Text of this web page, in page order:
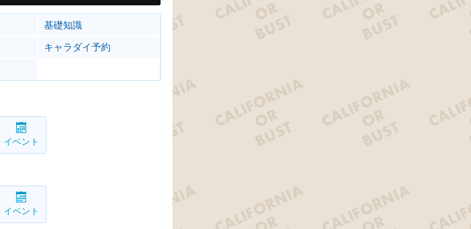
基礎知識
キャラダイ予約
イベント
イベント